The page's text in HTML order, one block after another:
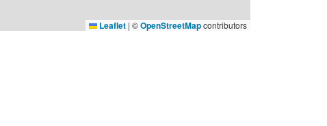
Leaflet | ©OpenStreetMapcontributors